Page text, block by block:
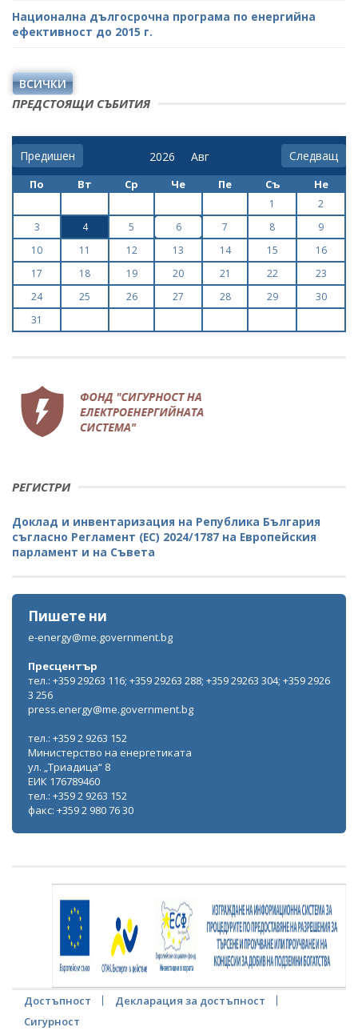
Национална дългосрочна програма по енергийна
ефективност до 2015 г.
ВСИЧКИ
ПРЕДСТОЯЩИ СЪБИТИЯ
Предишен Следващ
По Вт Ср Че Пе Съ Не
1
2
3
4 5 6 7 8
9
10
11 12 13 14 15
16
17
18 19 20 21 22
23
24
25 26 27 28 29
30
31
РЕГИСТРИ
Доклад и инвентаризация на Република България
съгласно Регламент (ЕС) 2024/1787 на Европейския
парламент и на Съвета
Пишете ни
e-energy@me.government.bg
Пресцентър
тел.: +359 29263 116; +359 29263 288; +359 29263 304; +359 2926
3 256
press.energy@me.government.bg
тел.: +359 2 9263 152
Министерство на енергетиката
ул. „Триадица“ 8
ЕИК 176789460
тел.: +359 2 9263 152
факс: +359 2 980 76 30
Достъпност
Декларация за достъпност
Сигурност